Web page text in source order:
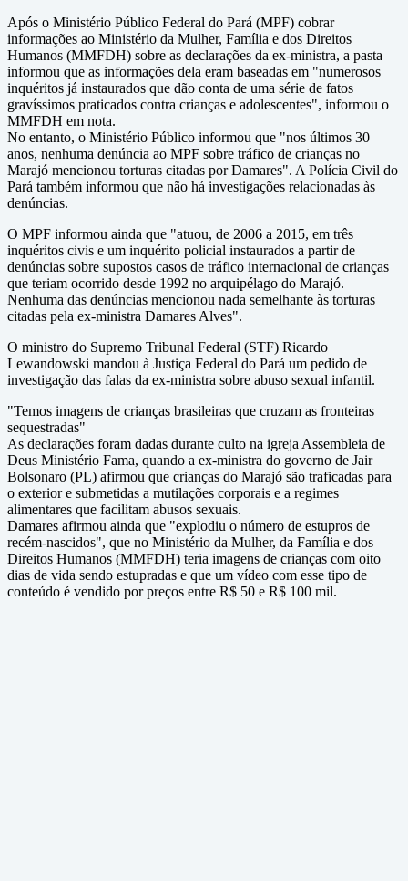
Após o Ministério Público Federal do Pará (MPF) cobrar
informações ao Ministério da Mulher, Família e dos Direitos
Humanos (MMFDH) sobre as declarações da ex-ministra, a pasta
informou que as informações dela eram baseadas em "numerosos
inquéritos já instaurados que dão conta de uma série de fatos
gravíssimos praticados contra crianças e adolescentes", informou o
MMFDH em nota.
No entanto, o Ministério Público informou que "nos últimos 30
anos, nenhuma denúncia ao MPF sobre tráfico de crianças no
Marajó mencionou torturas citadas por Damares". A Polícia Civil do
Pará também informou que não há investigações relacionadas às
denúncias.
O MPF informou ainda que "atuou, de 2006 a 2015, em três
inquéritos civis e um inquérito policial instaurados a partir de
denúncias sobre supostos casos de tráfico internacional de crianças
que teriam ocorrido desde 1992 no arquipélago do Marajó.
Nenhuma das denúncias mencionou nada semelhante às torturas
citadas pela ex-ministra Damares Alves".
O ministro do Supremo Tribunal Federal (STF) Ricardo
Lewandowski mandou à Justiça Federal do Pará um pedido de
investigação das falas da ex-ministra sobre abuso sexual infantil.
"Temos imagens de crianças brasileiras que cruzam as fronteiras
sequestradas"
As declarações foram dadas durante culto na igreja Assembleia de
Deus Ministério Fama, quando a ex-ministra do governo de Jair
Bolsonaro (PL) afirmou que crianças do Marajó são traficadas para
o exterior e submetidas a mutilações corporais e a regimes
alimentares que facilitam abusos sexuais.
Damares afirmou ainda que "explodiu o número de estupros de
recém-nascidos", que no Ministério da Mulher, da Família e dos
Direitos Humanos (MMFDH) teria imagens de crianças com oito
dias de vida sendo estupradas e que um vídeo com esse tipo de
conteúdo é vendido por preços entre R$ 50 e R$ 100 mil.